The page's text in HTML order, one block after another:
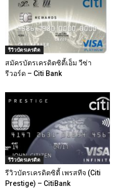
รีวิวบัตรเครดิต
สมัครบัตรเครดิตซิตี้เอ็ม วีซ่า
รีวอร์ด – Citi Bank
รีวิวบัตรเครดิต
รีวิวบัตรเครดิตซิตี้ เพรสทีจ (Citi
Prestige) – CitiBank